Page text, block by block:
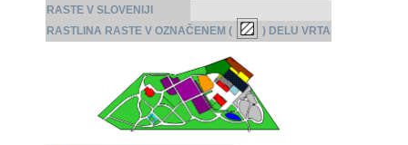
RASTE V SLOVENIJI
RASTLINA RASTE V OZNAČENEM (
) DELU VRTA